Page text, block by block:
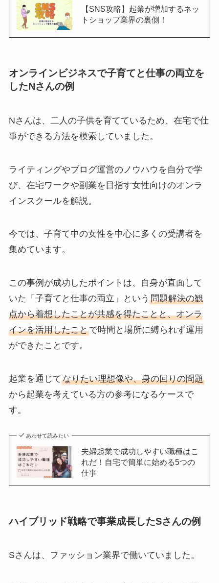
【SNS攻略】起業が増加するネッ
トショップ業界の裏側！
オンラインビジネスで子育てと仕事の両立を
したNさんの例
Nさんは、二人の子供を育てているため、在宅で仕
事ができる方法を模索していました。
ライティングやブログ運営のノウハウを自分で学
び、在宅ワークや副業を目指す女性向けのオンラ
インスクールを解説。
今では、子育て中の女性を中心に多くの受講者を
集めています。
この事例が成功したポイントは、自身が直面して
いた「子育てと仕事の両立」という 問題解決の観
点から着想したことが共感を得たことと、オンラ
インを活用したことで時間と場所に縛られず運用
ができたことです。
起業を通じてなりたい理想像や、身の回りの問題
から起業を考えている方の参考になるケースで
す。
あわせて読みたい
夫婦起業で成功しやすい職種はこ
れだ！自宅で簡単に始める5つの
仕事
ハイブリッド戦略で事業成長したSさんの例
Sさんは、ファッション業界で働いていました。